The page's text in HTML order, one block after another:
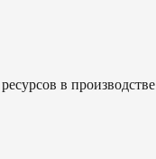
в производстве